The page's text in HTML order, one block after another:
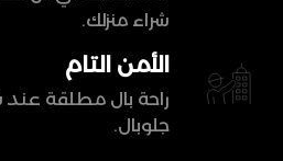
شراء منزلك.
الأمن التام
راحة بال مطلقة
جلوبال.